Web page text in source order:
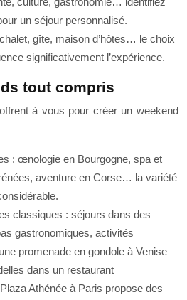
un séjour personnalisé.
gîte, maison d’hôtes… le choix
significativement l’expérience.
tout compris
à vous pour créer un weekend
: œnologie en Bourgogne, spa et
aventure en Corse… la variété
classiques : séjours dans des
gastronomiques, activités
promenade en gondole à Venise
dans un restaurant
Athénée à Paris propose des